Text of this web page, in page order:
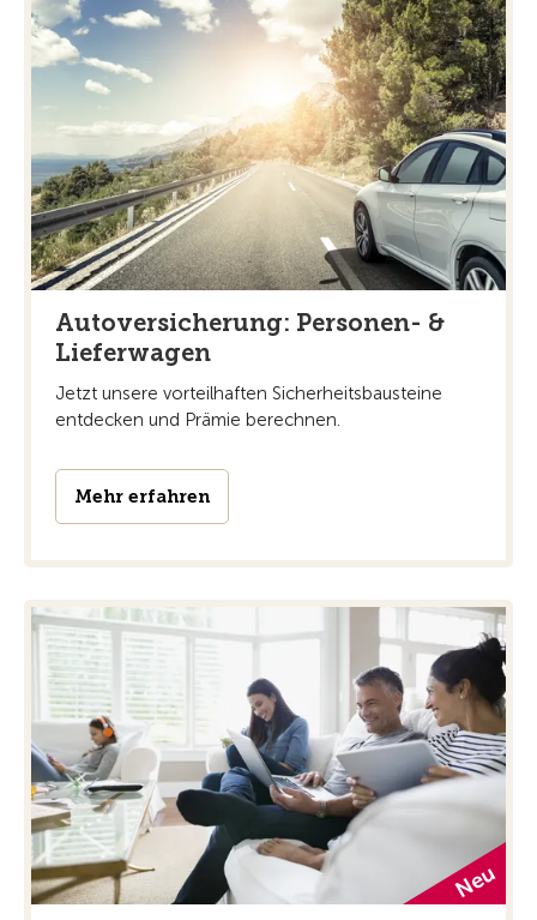
Autoversicherung: Personen- &
Lieferwagen
Jetzt unsere vorteilhaften Sicherheitsbausteine
entdecken und Prämie berechnen.
Mehr erfahren